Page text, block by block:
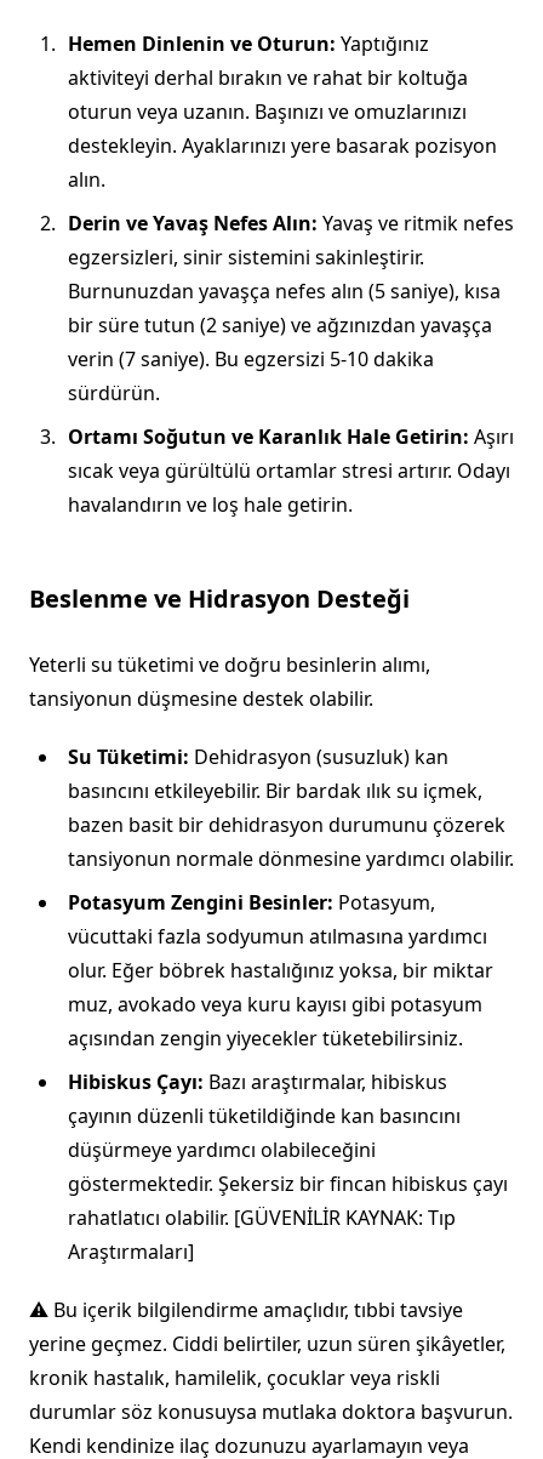
Hemen Dinlenin ve Oturun: Yaptığınız
aktiviteyi derhal bırakın ve rahat bir koltuğa
oturun veya uzanın. Başınızı ve omuzlarınızı
destekleyin. Ayaklarınızı yere basarak pozisyon
alın.
Derin ve Yavaş Nefes Alın: Yavaş ve ritmik nefes
egzersizleri, sinir sistemini sakinleştirir.
Burnunuzdan yavaşça nefes alın (5 saniye), kısa
bir süre tutun (2 saniye) ve ağzınızdan yavaşça
verin (7 saniye). Bu egzersizi 5-10 dakika
sürdürün.
Ortamı Soğutun ve Karanlık Hale Getirin: Aşırı
sıcak veya gürültülü ortamlar stresi artırır. Odayı
havalandırın ve loş hale getirin.
Beslenme ve Hidrasyon Desteği
Yeterli su tüketimi ve doğru besinlerin alımı,
tansiyonun düşmesine destek olabilir.
Su Tüketimi: Dehidrasyon (susuzluk) kan
basıncını etkileyebilir. Bir bardak ılık su içmek,
bazen basit bir dehidrasyon durumunu çözerek
tansiyonun normale dönmesine yardımcı olabilir.
Potasyum Zengini Besinler: Potasyum,
vücuttaki fazla sodyumun atılmasına yardımcı
olur. Eğer böbrek hastalığınız yoksa, bir miktar
muz, avokado veya kuru kayısı gibi potasyum
açısından zengin yiyecekler tüketebilirsiniz.
Hibiskus Çayı: Bazı araştırmalar, hibiskus
çayının düzenli tüketildiğinde kan basıncını
düşürmeye yardımcı olabileceğini
göstermektedir. Şekersiz bir fincan hibiskus çayı
rahatlatıcı olabilir. [GÜVENİLİR KAYNAK: Tıp
Araştırmaları]
⚠️ Bu içerik bilgilendirme amaçlıdır, tıbbi tavsiye
yerine geçmez. Ciddi belirtiler, uzun süren şikâyetler,
kronik hastalık, hamilelik, çocuklar veya riskli
durumlar söz konusuysa mutlaka doktora başvurun.
Kendi kendinize ilaç dozunuzu ayarlamayın veya